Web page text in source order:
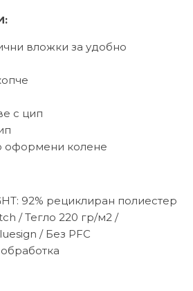
вложки за удобно
с цип
оформени колене
92% рециклиран полиестер
/ Тегло 220 гр/м2 /
/ Без PFC